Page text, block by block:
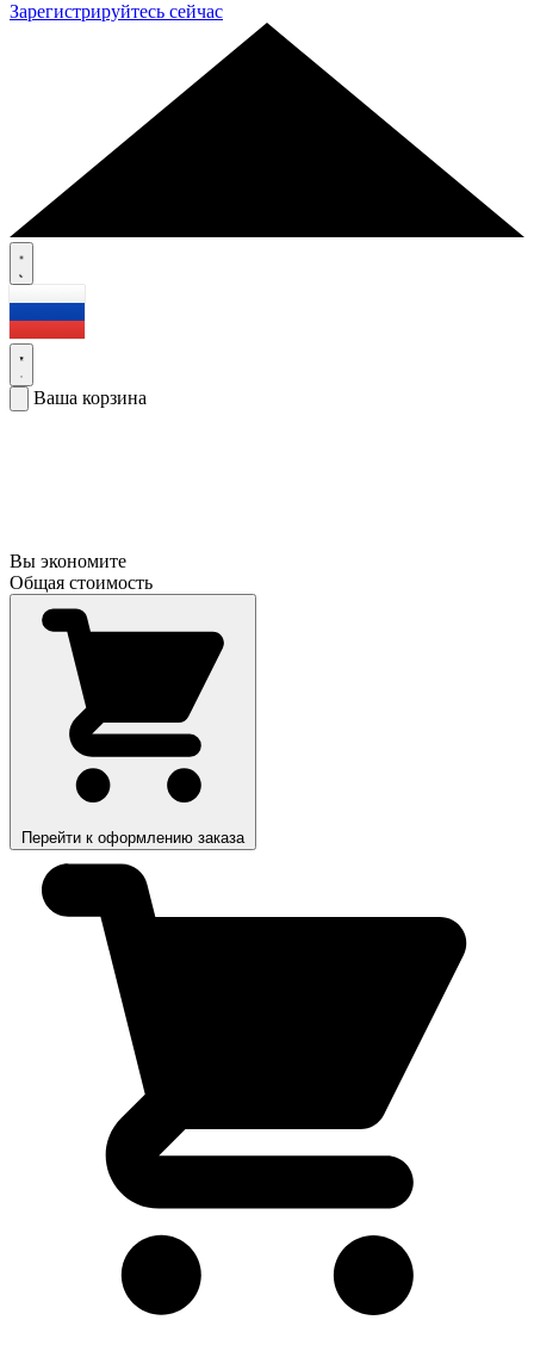
Зарегистрируйтесь сейчас
Ваша корзина
Вы экономите
Общая стоимость
Перейти к оформлению заказа